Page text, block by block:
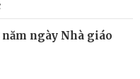
ngày Nhà giáo